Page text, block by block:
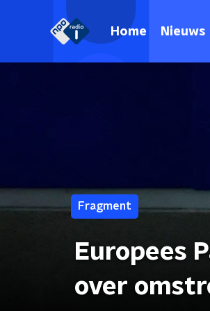
Home Nieuws
Fragment
Europees
over